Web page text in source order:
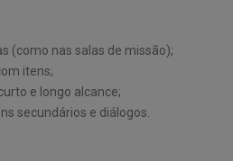
(como nas salas de missão);
itens;
e longo alcance;
secundários e diálogos.